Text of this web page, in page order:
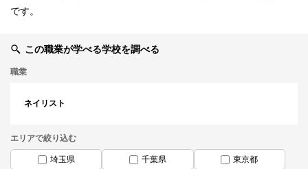
です。
この職業が学べる学校を調べる
職業
ネイリスト
エリアで絞り込む
埼玉県 千葉県 東京都